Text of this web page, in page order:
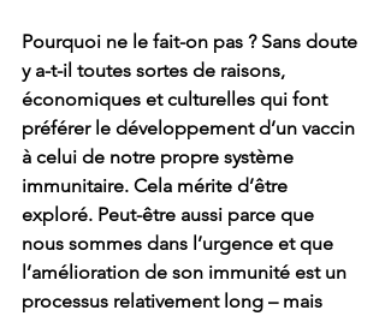
Pourquoi ne le fait-on pas ? Sans doute
y a-t-il toutes sortes de raisons,
économiques et culturelles qui font
préférer le développement d’un vaccin
à celui de notre propre système
immunitaire. Cela mérite d’être
exploré. Peut-être aussi parce que
nous sommes dans l’urgence et que
l’amélioration de son immunité est un
processus relativement long – mais